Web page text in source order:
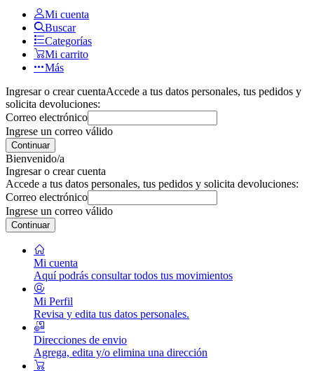
Mi cuenta
Buscar
Categorías
Mi carrito
Más
Ingresar o crear cuentaAccede a tus datos personales, tus pedidos y
solicita devoluciones:
Correo electrónico
Ingrese un correo válido
Continuar
Bienvenido/a
Ingresar o crear cuenta
Accede a tus datos personales, tus pedidos y solicita devoluciones:
Correo electrónico
Ingrese un correo válido
Continuar
Mi cuenta
Aquí podrás consultar todos tus movimientos
Mi Perfil
Revisa y edita tus datos personales.
Direcciones de envio
Agrega, edita y/o elimina una dirección